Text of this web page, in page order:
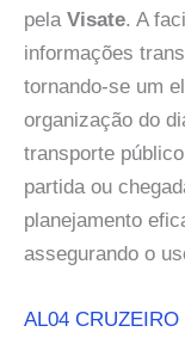
pela Visate. A
informações
tornando-se um
organização do
transporte
partida ou
planejamento
assegurando o
AL04 CRUZEIRO